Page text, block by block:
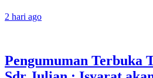
2 hari ago
Pengumuman Terbuka